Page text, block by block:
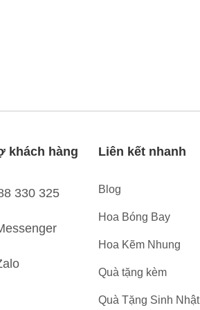
khách hàng
330 325
Liên kết nhanh
Blog
Hoa Bóng Bay
Hoa Kẽm Nhung
Quà tặng kèm
Quà Tặng Sinh Nhật